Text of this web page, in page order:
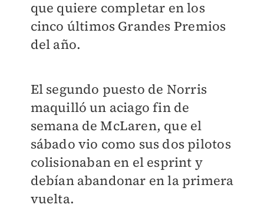
que quiere completar en los
cinco últimos Grandes Premios
del año.
El segundo puesto de Norris
maquilló un aciago fin de
semana de McLaren, que el
sábado vio como sus dos pilotos
colisionaban en el esprint y
debían abandonar en la primera
vuelta.